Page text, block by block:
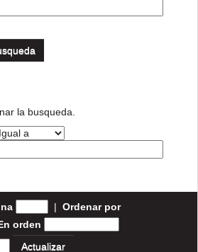
la busqueda.
| Ordenar por
orden